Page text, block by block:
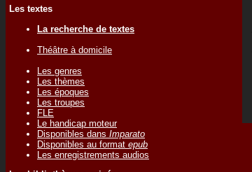
Les textes
La recherche de textes
Théâtre à domicile
Les genres
Les thèmes
Les époques
Les troupes
FLE
Le handicap moteur
Disponibles dans Imparato
Disponibles au format epub
Les enregistrements audios